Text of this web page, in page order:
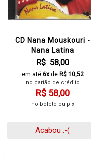
CD Nana Mouskouri -
Nana Latina
R$ 58,00
em até 6xde R$ 10,52
no cartão de crédito
R$ 58,00
no boleto ou pix
Acabou :-(